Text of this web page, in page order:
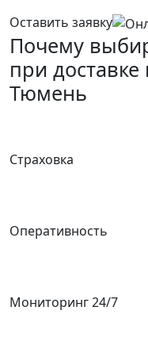
Оставить заявку
Почему
при доставке
Тюмень
Страховка
Оперативность
Мониторинг 24/7